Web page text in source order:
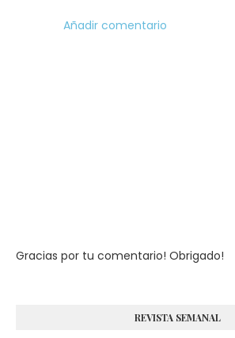
Añadir comentario
Gracias por tu comentario! Obrigado!
REVISTA SEMANAL